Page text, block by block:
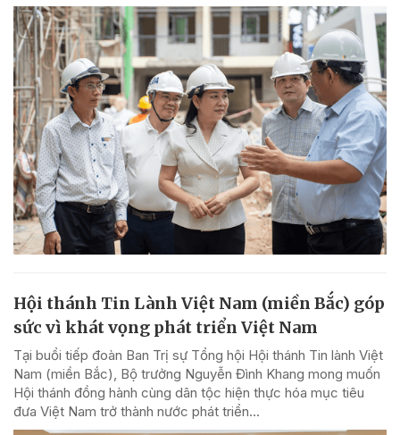
Hội thánh Tin Lành Việt Nam (miền Bắc) góp
sức vì khát vọng phát triển Việt Nam
Tại buổi tiếp đoàn Ban Trị sự Tổng hội Hội thánh Tin lành Việt
Nam (miền Bắc), Bộ trưởng Nguyễn Đình Khang mong muốn
Hội thánh đồng hành cùng dân tộc hiện thực hóa mục tiêu
đưa Việt Nam trở thành nước phát triển...